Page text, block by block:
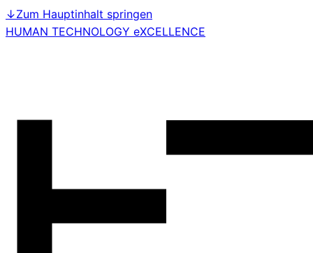
↓Zum Hauptinhalt springen
HUMAN TECHNOLOGY eXCELLENCE